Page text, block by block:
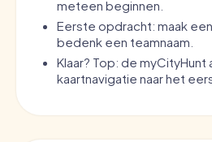
meteen beginnen.
Eerste opdracht: maak
bedenk een teamnaam.
Klaar? Top: de
kaartnavigatie naar het